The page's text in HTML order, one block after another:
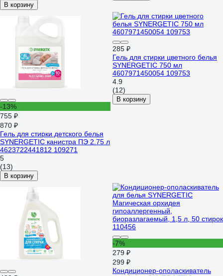
В корзину
-13%
755 ₽
870 ₽
Гель для стирки детского белья
SYNERGETIC канистра ПЭ 2.75 л
4623722441812 109271
5
(13)
В корзину
285 ₽
Гель для стирки цветного белья
SYNERGETIC 750 мл
4607971450054 109753
4.9
(12)
В корзину
-7%
279 ₽
299 ₽
Кондиционер-ополаскиватель